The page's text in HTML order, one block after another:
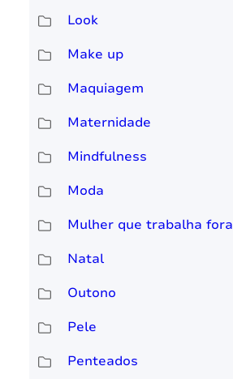
Look
Make up
Maquiagem
Maternidade
Mindfulness
Moda
Mulher que trabalha fora
Natal
Outono
Pele
Penteados